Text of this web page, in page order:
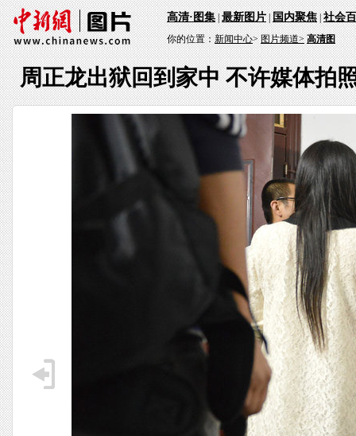
高清·图集|最新图片|国内聚焦|社会
你的位置：新闻中心>图片频道> 高清图
周正龙出狱回到家中 不许媒体拍